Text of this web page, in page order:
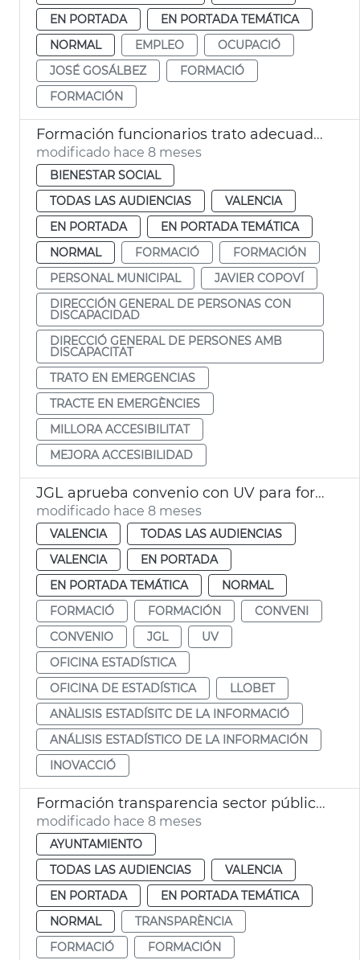
EN PORTADA
EN PORTADA TEMÁTICA
NORMAL
EMPLEO
OCUPACIÓ
JOSÉ GOSÁLBEZ
FORMACIÓ
FORMACIÓN
Formación funcionarios trato adecuado para discapacidad en emergencias
modificado hace 8 meses
BIENESTAR SOCIAL
TODAS LAS AUDIENCIAS
VALENCIA
EN PORTADA
EN PORTADA TEMÁTICA
NORMAL
FORMACIÓ
FORMACIÓN
PERSONAL MUNICIPAL
JAVIER COPOVÍ
DIRECCIÓN GENERAL DE PERSONAS CON
DISCAPACIDAD
DIRECCIÓ GENERAL DE PERSONES AMB
DISCAPACITAT
TRATO EN EMERGENCIAS
TRACTE EN EMERGÈNCIES
MILLORA ACCESIBILITAT
MEJORA ACCESIBILIDAD
JGL aprueba convenio con UV para formación análisis estadístico de la información
modificado hace 8 meses
VALENCIA
TODAS LAS AUDIENCIAS
VALENCIA
EN PORTADA
EN PORTADA TEMÁTICA
NORMAL
FORMACIÓ
FORMACIÓN
CONVENI
CONVENIO
JGL
UV
OFICINA ESTADÍSTICA
OFICINA DE ESTADÍSTICA
LLOBET
ANÀLISIS ESTADÍSITC DE LA INFORMACIÓ
ANÁLISIS ESTADÍSTICO DE LA INFORMACIÓN
INOVACCIÓ
Formación transparencia sector público València
modificado hace 8 meses
AYUNTAMIENTO
TODAS LAS AUDIENCIAS
VALENCIA
EN PORTADA
EN PORTADA TEMÁTICA
NORMAL
TRANSPARÈNCIA
FORMACIÓ
FORMACIÓN